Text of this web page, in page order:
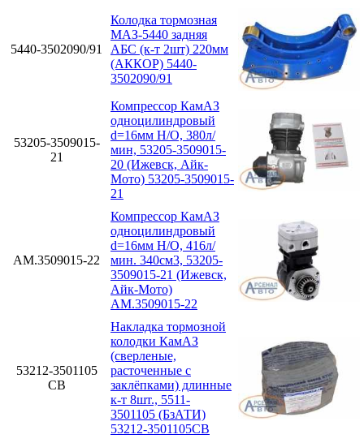
5440-3502090/91
Колодка тормозная
МАЗ-5440 задняя
АБС (к-т 2шт) 220мм
(АККОР) 5440-
3502090/91
53205-3509015-
21
Компрессор КамАЗ
одноцилиндровый
d=16мм Н/О, 380л/
мин, 53205-3509015-
20 (Ижевск, Айк-
Мото) 53205-3509015-
21
АМ.3509015-22
Компрессор КамАЗ
одноцилиндровый
d=16мм Н/О, 416л/
мин. 340см3, 53205-
3509015-21 (Ижевск,
Айк-Мото)
АМ.3509015-22
53212-3501105
СВ
Накладка тормозной
колодки КамАЗ
(сверленые,
расточенные с
заклёпками) длинные
к-т 8шт., 5511-
3501105 (БзАТИ)
53212-3501105СВ